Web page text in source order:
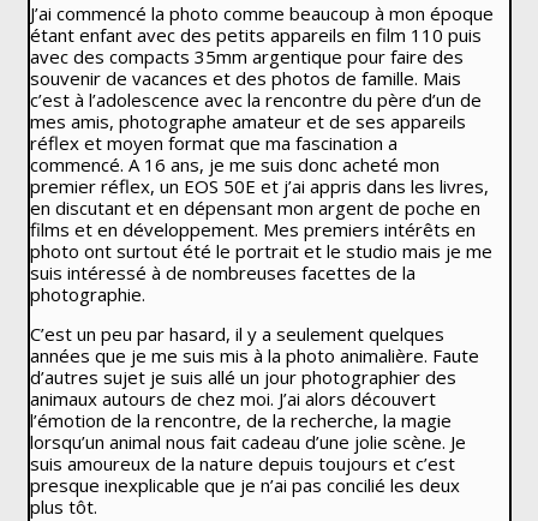
J’ai commencé la photo comme beaucoup à mon époque
étant enfant avec des petits appareils en film 110 puis
avec des compacts 35mm argentique pour faire des
souvenir de vacances et des photos de famille. Mais
c’est à l’adolescence avec la rencontre du père d’un de
mes amis, photographe amateur et de ses appareils
réflex et moyen format que ma fascination a
commencé. A 16 ans, je me suis donc acheté mon
premier réflex, un EOS 50E et j’ai appris dans les livres,
en discutant et en dépensant mon argent de poche en
films et en développement. Mes premiers intérêts en
photo ont surtout été le portrait et le studio mais je me
suis intéressé à de nombreuses facettes de la
photographie.
C’est un peu par hasard, il y a seulement quelques
années que je me suis mis à la photo animalière. Faute
d’autres sujet je suis allé un jour photographier des
animaux autours de chez moi. J’ai alors découvert
l’émotion de la rencontre, de la recherche, la magie
lorsqu’un animal nous fait cadeau d’une jolie scène. Je
suis amoureux de la nature depuis toujours et c’est
presque inexplicable que je n’ai pas concilié les deux
plus tôt.